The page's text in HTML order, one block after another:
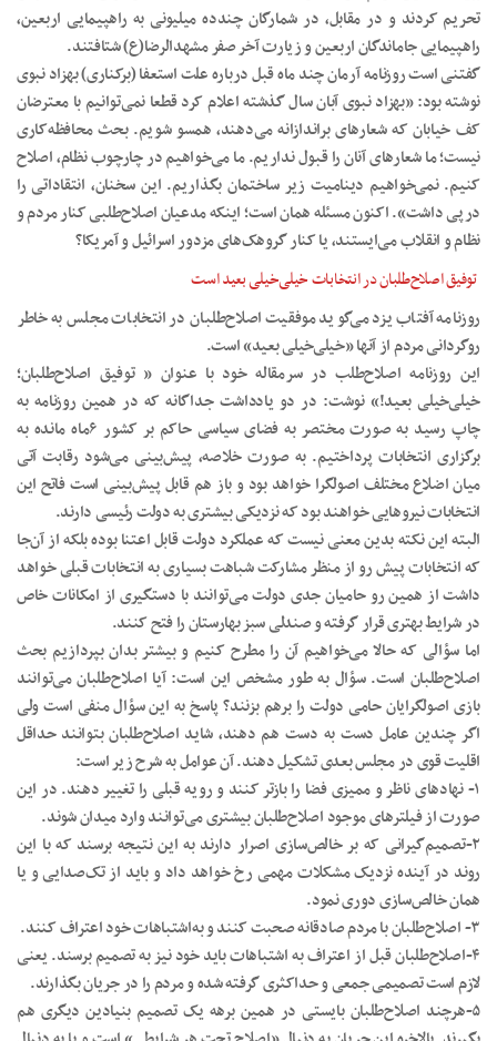
تحریم کردند و در مقابل، در شمارگان چندده میلیونی به راهپیمایی اربعین،
راهپیمایی جاماندگان اربعین و زیارت آخر صفر مشهدالرضا‌(ع) شتافتند.
گفتنی است روزنامه آرمان چند ماه قبل درباره علت استعفا (برکناری) بهزاد نبوی
نوشته بود: «بهزاد نبوی آبان سال گذشته اعلام کرد قطعا نمی‌توانیم با معترضان
کف خیابان که شعارهای براندازانه می‌دهند، همسو شویم. بحث محافظه‌کاری
نیست؛ ما شعارهای آنان را قبول نداریم. ما می‌خواهیم در چارچوب نظام، اصلاح
کنیم. نمی‌خواهیم دینامیت زیر ساختمان بگذاریم. این سخنان، انتقاداتی را
درپی داشت». اکنون مسئله همان است؛ اینکه مدعیان اصلاح‌طلبی کنار مردم و
نظام و انقلاب می‌ایستند، یا کنار گروهک‌های مزدور اسرائیل و آمریکا؟
توفیق اصلاح‌طلبان در انتخابات خیلی‌خیلی بعید است
روزنامه آفتاب یزد می‌گوید موفقیت اصلاح‌طلبان در انتخابات مجلس به خاطر
روگردانی مردم از آنها «خیلی‌خیلی بعید» است.
این روزنامه اصلاح‌طلب در سرمقاله خود با عنوان « توفیق اصلاح‌طلبان؛
خیلی‌خیلی بعید!» نوشت: در دو یادداشت جداگانه که در همین روزنامه به
چاپ رسید به صورت مختصر به فضای سیاسی حاکم بر کشور ۶ماه مانده به
برگزاری انتخابات پرداختیم. به صورت خلاصه، پیش‌بینی می‌شود رقابت آتی
میان اضلاع مختلف اصولگرا خواهد بود و باز هم قابل پیش‌بینی است فاتح این
انتخابات نیروهایی خواهند بود که نزدیکی بیشتری به دولت رئیسی دارند.
البته این نکته بدین معنی نیست که عملکرد دولت قابل اعتنا بوده بلکه از آن‌جا
که انتخابات پیش رو از منظر مشارکت شباهت بسیاری به انتخابات قبلی خواهد
داشت از همین رو حامیان جدی دولت می‌توانند با دستگیری از امکانات خاص
در شرایط بهتری قرار گرفته و صندلی سبز بهارستان را فتح کنند.
اما سؤالی که حالا می‌خواهیم آن را مطرح کنیم و بیشتر بدان بپردازیم بحث
اصلاح‌طلبان است. سؤال به طور مشخص این است: آیا اصلاح‌طلبان می‌توانند
بازی اصولگرایان حامی دولت را برهم بزنند؟ پاسخ به این سؤال منفی است ولی
اگر چندین عامل دست به دست هم دهند، شاید اصلاح‌طلبان بتوانند حداقل
اقلیت قوی در مجلس بعدی تشکیل دهند. آن عوامل به شرح زیر است:
۱- نهادهای ناظر و ممیزی فضا را بازتر کنند و رویه قبلی را تغییر دهند. در این
صورت از فیلترهای موجود اصلاح‌طلبان بیشتری می‌توانند وارد میدان شوند.
۲-تصمیم‌گیرانی که بر خالص‌‌سازی اصرار دارند به این نتیجه برسند که با این
روند در آینده نزدیک مشکلات مهمی رخ خواهد داد و باید از تک‌صدایی و یا
همان خالص‌‌سازی دوری نمود.
۳- اصلاح‌طلبان با مردم صادقانه صحبت کنند و به‌اشتباهات خود اعتراف کنند.
۴-اصلاح‌طلبان قبل از اعتراف به ‌اشتباهات باید خود نیز به تصمیم برسند. یعنی
لازم است تصمیمی جمعی و حداکثری گرفته شده و مردم را در جریان بگذارند.
۵-هرچند اصلاح‌طلبان بایستی در همین برهه یک تصمیم بنیادین دیگری هم